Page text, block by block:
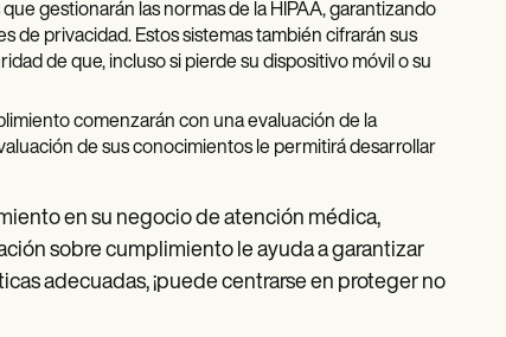
gestionarán las normas de la HIPAA, garantizando
de privacidad. Estos sistemas también cifrarán sus
de que, incluso si pierde su dispositivo móvil o su
comenzarán con una evaluación de la
de sus conocimientos le permitirá desarrollar
en su negocio de atención médica,
sobre cumplimiento le ayuda a garantizar
adecuadas, ¡puede centrarse en proteger no